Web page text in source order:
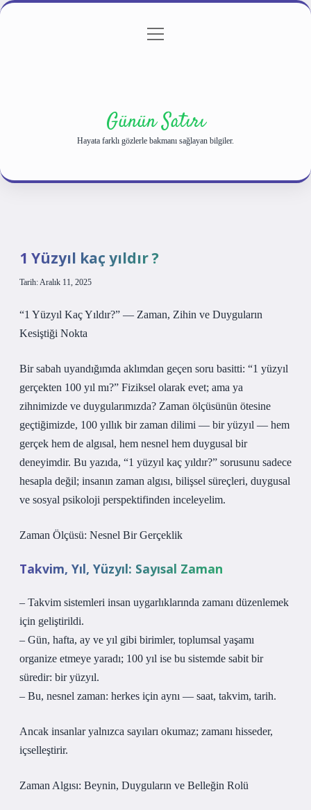
Gizlilik Politikası
menüyü
Günün Satırı
Hayata farklı gözlerle bakmanı sağlayan bilgiler.
1 Yüzyıl kaç yıldır ?
Tarih: Aralık 11, 2025
“1 Yüzyıl Kaç Yıldır?” — Zaman, Zihin ve Duyguların
Kesiştiği Nokta
Bir sabah uyandığımda aklımdan geçen soru basitti: “1 yüzyıl
gerçekten 100 yıl mı?” Fiziksel olarak evet; ama ya
zihnimizde ve duygularımızda? Zaman ölçüsünün ötesine
geçtiğimizde, 100 yıllık bir zaman dilimi — bir yüzyıl — hem
gerçek hem de algısal, hem nesnel hem duygusal bir
deneyimdir. Bu yazıda, “1 yüzyıl kaç yıldır?” sorusunu sadece
hesapla değil; insanın zaman algısı, bilişsel süreçleri, duygusal
ve sosyal psikoloji perspektifinden inceleyelim.
Zaman Ölçüsü: Nesnel Bir Gerçeklik
Takvim, Yıl, Yüzyıl: Sayısal Zaman
– Takvim sistemleri insan uygarlıklarında zamanı düzenlemek
için geliştirildi.
– Gün, hafta, ay ve yıl gibi birimler, toplumsal yaşamı
organize etmeye yaradı; 100 yıl ise bu sistemde sabit bir
süredir: bir yüzyıl.
– Bu, nesnel zaman: herkes için aynı — saat, takvim, tarih.
Ancak insanlar yalnızca sayıları okumaz; zamanı hisseder,
içselleştirir.
Zaman Algısı: Beynin, Duyguların ve Belleğin Rolü